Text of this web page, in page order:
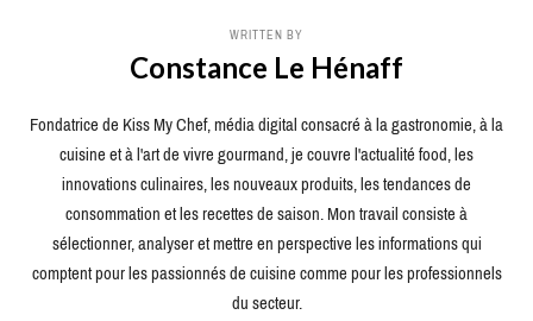
WRITTEN BY
Constance Le Hénaff
Fondatrice de Kiss My Chef, média digital consacré à la gastronomie, à la
cuisine et à l'art de vivre gourmand, je couvre l'actualité food, les
innovations culinaires, les nouveaux produits, les tendances de
consommation et les recettes de saison. Mon travail consiste à
sélectionner, analyser et mettre en perspective les informations qui
comptent pour les passionnés de cuisine comme pour les professionnels
du secteur.